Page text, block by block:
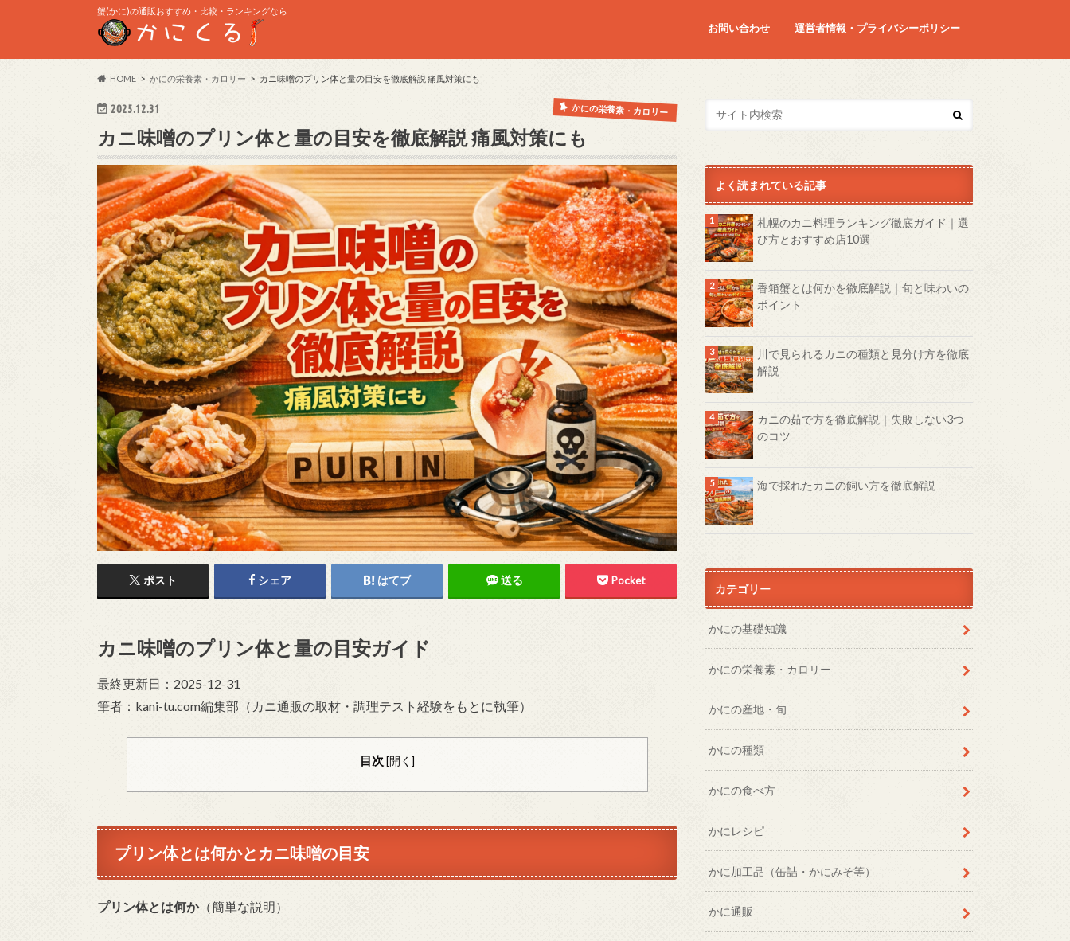
蟹(かに)の通販おすすめ・比較・ランキングなら
お問い合わせ 運営者情報・プライバシーポリシー
HOME かにの栄養素・カロリー カニ味噌のプリン体と量の目安を徹底解説 痛風対策にも
2025.12.31 かにの栄養素・カロリー
カニ味噌のプリン体と量の目安を徹底解説 痛風対策にも
ポスト シェア はてブ 送る Pocket
カニ味噌のプリン体と量の目安ガイド
最終更新日：2025-12-31
筆者：kani-tu.com編集部（カニ通販の取材・調理テスト経験をもとに執筆）
目次 [開く ]
プリン体とは何かとカニ味噌の目安
プリン体とは何か（簡単な説明）
よく読まれている記事
札幌のカニ料理ランキング徹底ガイド｜選
び方とおすすめ店10選
香箱蟹とは何かを徹底解説｜旬と味わいの
ポイント
川で見られるカニの種類と見分け方を徹底
解説
カニの茹で方を徹底解説｜失敗しない3つ
のコツ
海で採れたカニの飼い方を徹底解説
カテゴリー
かにの基礎知識
かにの栄養素・カロリー
かにの産地・旬
かにの種類
かにの食べ方
かにレシピ
かに加工品（缶詰・かにみそ等）
かに通販